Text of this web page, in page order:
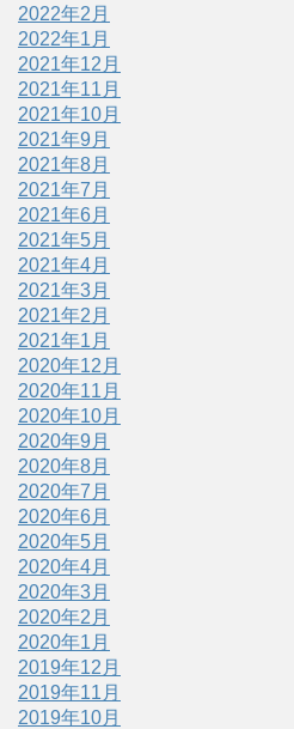
2022年2月
2022年1月
2021年12月
2021年11月
2021年10月
2021年9月
2021年8月
2021年7月
2021年6月
2021年5月
2021年4月
2021年3月
2021年2月
2021年1月
2020年12月
2020年11月
2020年10月
2020年9月
2020年8月
2020年7月
2020年6月
2020年5月
2020年4月
2020年3月
2020年2月
2020年1月
2019年12月
2019年11月
2019年10月